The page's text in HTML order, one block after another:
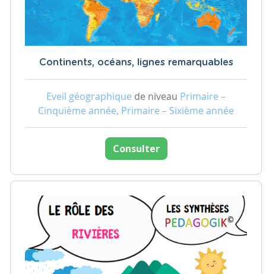
Continents, océans, lignes remarquables
Eveil géographique de niveau Primaire –
Cinquième année, Primaire – Sixième année
Consulter